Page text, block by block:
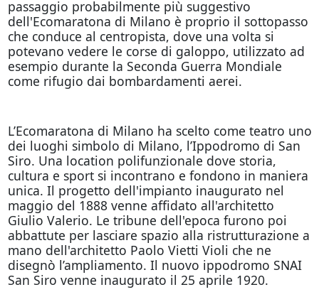
passaggio probabilmente più suggestivo
dell'Ecomaratona di Milano è proprio il sottopasso
che conduce al centropista, dove una volta si
potevano vedere le corse di galoppo, utilizzato ad
esempio durante la Seconda Guerra Mondiale
come rifugio dai bombardamenti aerei.
L’Ecomaratona di Milano ha scelto come teatro uno
dei luoghi simbolo di Milano, l’Ippodromo di San
Siro. Una location polifunzionale dove storia,
cultura e sport si incontrano e fondono in maniera
unica. Il progetto dell'impianto inaugurato nel
maggio del 1888 venne affidato all'architetto
Giulio Valerio. Le tribune dell'epoca furono poi
abbattute per lasciare spazio alla ristrutturazione a
mano dell'architetto Paolo Vietti Violi che ne
disegnò l’ampliamento. Il nuovo ippodromo SNAI
San Siro venne inaugurato il 25 aprile 1920.